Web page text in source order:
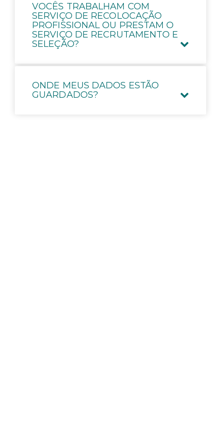
VOCÊS TRABALHAM COM
SERVIÇO DE RECOLOCAÇÃO
PROFISSIONAL OU PRESTAM O
SERVIÇO DE RECRUTAMENTO E
SELEÇÃO?
ONDE MEUS DADOS ESTÃO
GUARDADOS?